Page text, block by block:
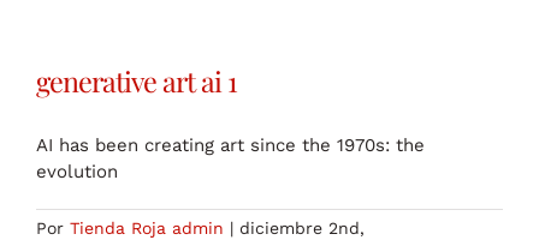
generative art ai 1
AI has been creating art since the 1970s: the
evolution
Por Tienda Roja admin | diciembre 2nd,